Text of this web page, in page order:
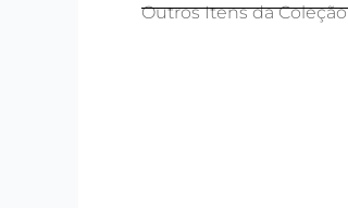
Outros Itens da Coleção